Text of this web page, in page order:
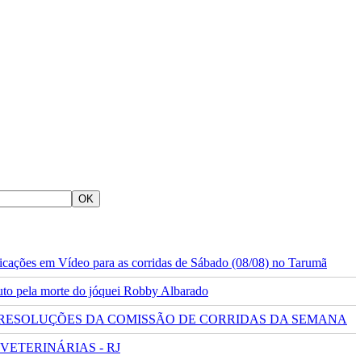
em Vídeo para as corridas de Sábado (08/08) no Tarumã
pela morte do jóquei Robby Albarado
DA COMISSÃO DE CORRIDAS DA SEMANA
- RJ